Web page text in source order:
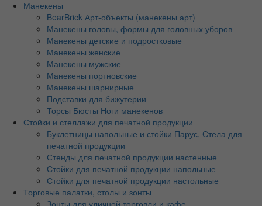
Манекены
BearBrick Арт-объекты (манекены арт)
Манекены головы, формы для головных уборов
Манекены детские и подростковые
Манекены женские
Манекены мужские
Манекены портновские
Манекены шарнирные
Подставки для бижутерии
Торсы Бюсты Ноги манекенов
Стойки и стеллажи для печатной продукции
Буклетницы напольные и стойки Парус, Стела для
печатной продукции
Стенды для печатной продукции настенные
Стойки для печатной продукции напольные
Стойки для печатной продукции настольные
Торговые палатки, столы и зонты
Зонты для уличной торговли и кафе